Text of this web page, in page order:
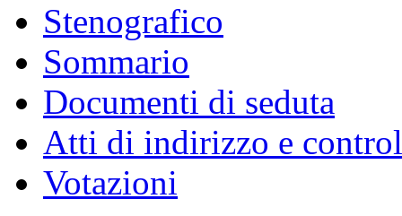
Stenografico
Sommario
Documenti di seduta
Atti di indirizzo e
Votazioni